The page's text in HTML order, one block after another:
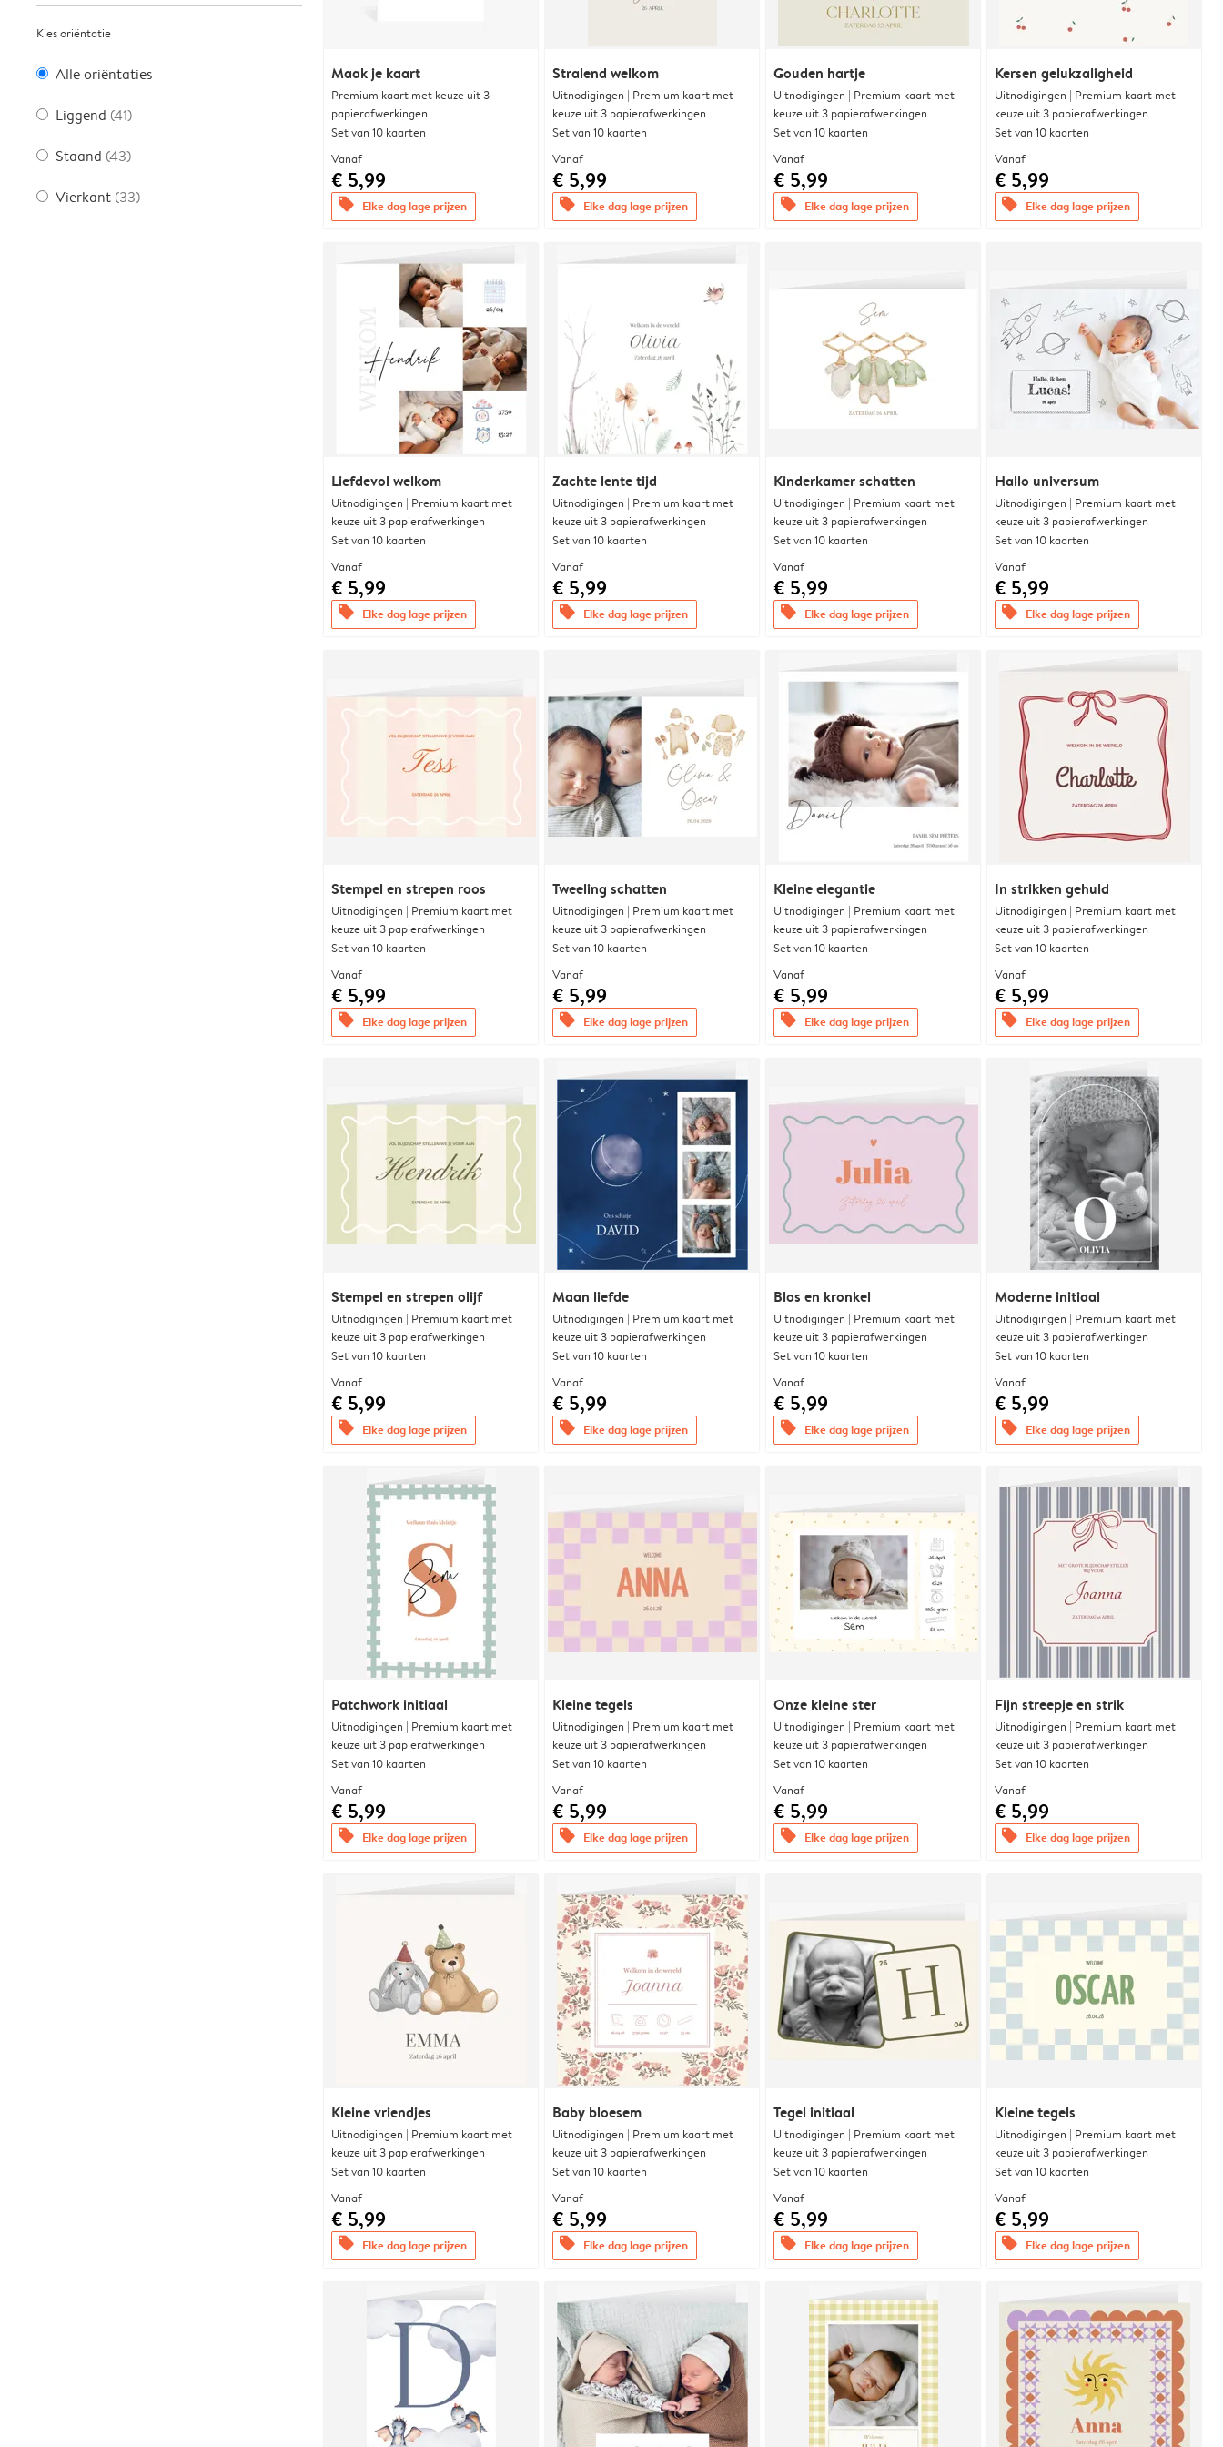
Kies oriëntatie
Alle oriëntaties
Liggend (41)
Staand (43)
Vierkant (33)
Maak je kaart
Premium kaart met keuze uit 3
papierafwerkingen
Set van 10 kaarten
Vanaf
€ 5,99
offers Elke dag lage prijzen
Stralend welkom
Uitnodigingen | Premium kaart met
keuze uit 3 papierafwerkingen
Set van 10 kaarten
Vanaf
€ 5,99
offers Elke dag lage prijzen
Gouden hartje
Uitnodigingen | Premium kaart met
keuze uit 3 papierafwerkingen
Set van 10 kaarten
Vanaf
€ 5,99
offers Elke dag lage prijzen
Kersen gelukzaligheid
Uitnodigingen | Premium kaart met
keuze uit 3 papierafwerkingen
Set van 10 kaarten
Vanaf
€ 5,99
offers Elke dag lage prijzen
Liefdevol welkom
Uitnodigingen | Premium kaart met
keuze uit 3 papierafwerkingen
Set van 10 kaarten
Vanaf
€ 5,99
offers Elke dag lage prijzen
Zachte lente tijd
Uitnodigingen | Premium kaart met
keuze uit 3 papierafwerkingen
Set van 10 kaarten
Vanaf
€ 5,99
offers Elke dag lage prijzen
Kinderkamer schatten
Uitnodigingen | Premium kaart met
keuze uit 3 papierafwerkingen
Set van 10 kaarten
Vanaf
€ 5,99
offers Elke dag lage prijzen
Hallo universum
Uitnodigingen | Premium kaart met
keuze uit 3 papierafwerkingen
Set van 10 kaarten
Vanaf
€ 5,99
offers Elke dag lage prijzen
Stempel en strepen roos
Uitnodigingen | Premium kaart met
keuze uit 3 papierafwerkingen
Set van 10 kaarten
Vanaf
€ 5,99
offers Elke dag lage prijzen
Tweeling schatten
Uitnodigingen | Premium kaart met
keuze uit 3 papierafwerkingen
Set van 10 kaarten
Vanaf
€ 5,99
offers Elke dag lage prijzen
Kleine elegantie
Uitnodigingen | Premium kaart met
keuze uit 3 papierafwerkingen
Set van 10 kaarten
Vanaf
€ 5,99
offers Elke dag lage prijzen
In strikken gehuld
Uitnodigingen | Premium kaart met
keuze uit 3 papierafwerkingen
Set van 10 kaarten
Vanaf
€ 5,99
offers Elke dag lage prijzen
Stempel en strepen olijf
Uitnodigingen | Premium kaart met
keuze uit 3 papierafwerkingen
Set van 10 kaarten
Vanaf
€ 5,99
offers Elke dag lage prijzen
Maan liefde
Uitnodigingen | Premium kaart met
keuze uit 3 papierafwerkingen
Set van 10 kaarten
Vanaf
€ 5,99
offers Elke dag lage prijzen
Blos en kronkel
Uitnodigingen | Premium kaart met
keuze uit 3 papierafwerkingen
Set van 10 kaarten
Vanaf
€ 5,99
offers Elke dag lage prijzen
Moderne initiaal
Uitnodigingen | Premium kaart met
keuze uit 3 papierafwerkingen
Set van 10 kaarten
Vanaf
€ 5,99
offers Elke dag lage prijzen
Patchwork initiaal
Uitnodigingen | Premium kaart met
keuze uit 3 papierafwerkingen
Set van 10 kaarten
Vanaf
€ 5,99
offers Elke dag lage prijzen
Kleine tegels
Uitnodigingen | Premium kaart met
keuze uit 3 papierafwerkingen
Set van 10 kaarten
Vanaf
€ 5,99
offers Elke dag lage prijzen
Onze kleine ster
Uitnodigingen | Premium kaart met
keuze uit 3 papierafwerkingen
Set van 10 kaarten
Vanaf
€ 5,99
offers Elke dag lage prijzen
Fijn streepje en strik
Uitnodigingen | Premium kaart met
keuze uit 3 papierafwerkingen
Set van 10 kaarten
Vanaf
€ 5,99
offers Elke dag lage prijzen
Kleine vriendjes
Uitnodigingen | Premium kaart met
keuze uit 3 papierafwerkingen
Set van 10 kaarten
Vanaf
€ 5,99
offers Elke dag lage prijzen
Baby bloesem
Uitnodigingen | Premium kaart met
keuze uit 3 papierafwerkingen
Set van 10 kaarten
Vanaf
€ 5,99
offers Elke dag lage prijzen
Tegel initiaal
Uitnodigingen | Premium kaart met
keuze uit 3 papierafwerkingen
Set van 10 kaarten
Vanaf
€ 5,99
offers Elke dag lage prijzen
Kleine tegels
Uitnodigingen | Premium kaart met
keuze uit 3 papierafwerkingen
Set van 10 kaarten
Vanaf
€ 5,99
offers Elke dag lage prijzen